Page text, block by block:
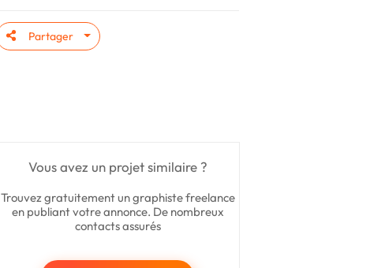
Partager
Vous avez un projet similaire ?
Trouvez gratuitement un graphiste freelance
en publiant votre annonce. De nombreux
contacts assurés